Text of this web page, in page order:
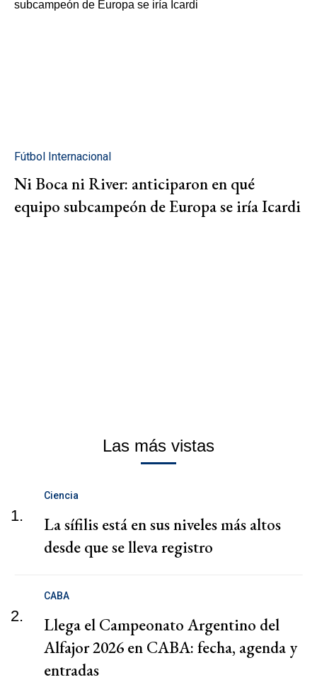
Fútbol Internacional
Ni Boca ni River: anticiparon en qué
equipo subcampeón de Europa se iría Icardi
Las más vistas
1.
Ciencia
La sífilis está en sus niveles más altos
desde que se lleva registro
2.
CABA
Llega el Campeonato Argentino del
Alfajor 2026 en CABA: fecha, agenda y
entradas